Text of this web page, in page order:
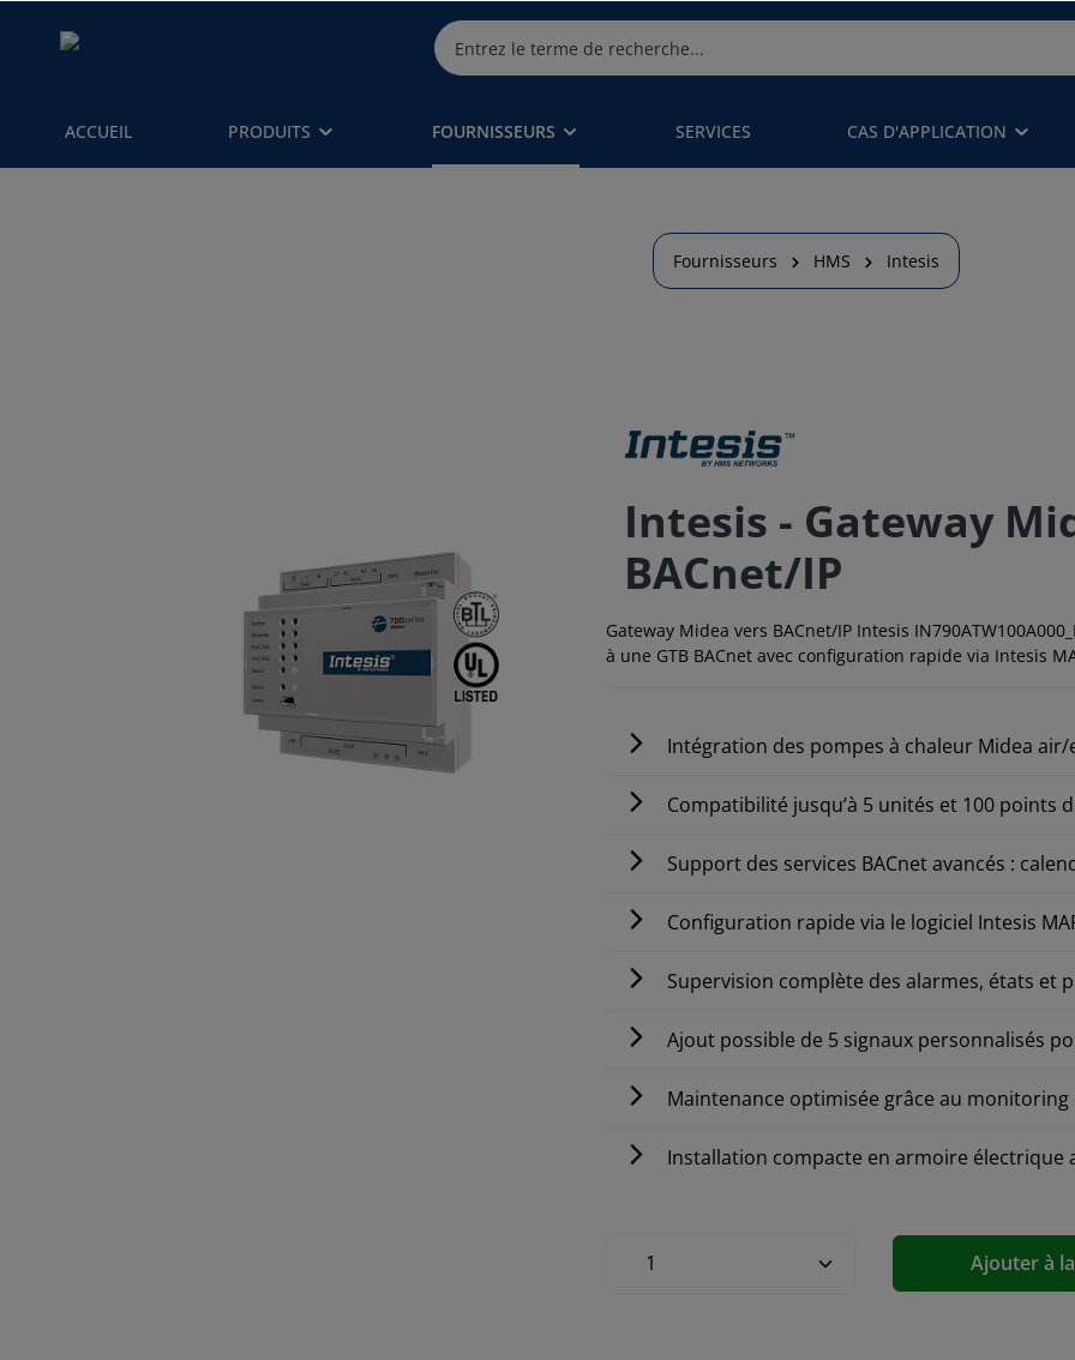
ACCUEIL PRODUITS FOURNISSEURS SERVICES CAS D'APPLICATION
Fournisseurs HMS Intesis
Intesis - Gateway
BACnet/IP
Gateway Midea vers BACnet/IP Intesis
à une GTB BACnet avec configuration rapide via Intesis
Intégration des pompes à chaleur Midea air/
Compatibilité jusqu’à 5 unités et 100 points
Support des services BACnet avancés :
Configuration rapide via le logiciel Intesis
Supervision complète des alarmes, états et
Ajout possible de 5 signaux personnalisés
Maintenance optimisée grâce au
Installation compacte en armoire électrique
Ajouter à